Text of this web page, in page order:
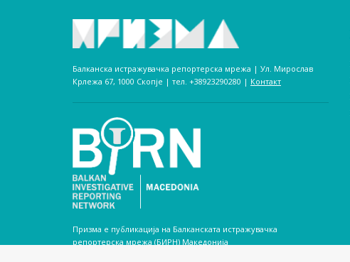
Балканска истражувачка репортерска мрежа | Ул. Мирослав
Крлежа 67, 1000 Скопје | тел. +38923290280­ | Контакт
Призма е публикација на Балканската истражувачка
репортерска мрежа (БИРН) Македонија